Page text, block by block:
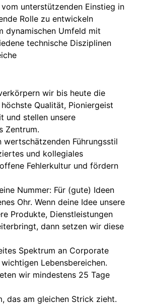
unterstützenden Einstieg in
Rolle zu entwickeln
dynamischen Umfeld mit
technische Disziplinen
wir bis heute die
Qualität, Pioniergeist
und stellen unsere
Zentrum.
wertschätzenden Führungsstil
und kollegiales
Fehlerkultur und fördern
Nummer: Für (gute) Ideen
Ohr. Wenn deine Idee unsere
Produkte, Dienstleistungen
dann setzen wir diese
Spektrum an Corporate
Lebensbereichen.
wir mindestens 25 Tage
das am gleichen Strick zieht.